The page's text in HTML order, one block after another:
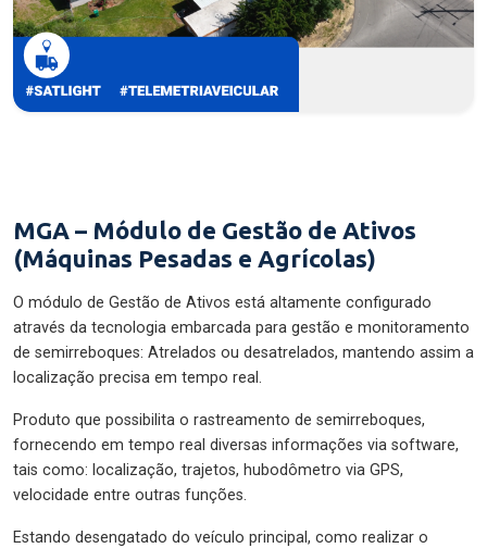
MGA – Módulo de Gestão de Ativos
(Máquinas Pesadas e Agrícolas)
O módulo de Gestão de Ativos está altamente configurado
através da tecnologia embarcada para gestão e monitoramento
de semirreboques: Atrelados ou desatrelados, mantendo assim a
localização precisa em tempo real.
Produto que possibilita o rastreamento de semirreboques,
fornecendo em tempo real diversas informações via software,
tais como: localização, trajetos, hubodômetro via GPS,
velocidade entre outras funções.
Estando desengatado do veículo principal, como realizar o